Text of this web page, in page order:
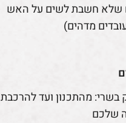
שלא חשבת לשים על האש
מדהים)
בשרי: מהתכנון ועד להרכבת
שלכם